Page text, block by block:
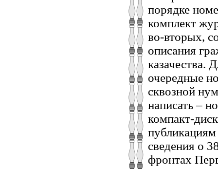
порядке
комплект
во-вторых,
описания
казачества.
очередные
сквозной
написать –
компакт-
сведения о
фронтах